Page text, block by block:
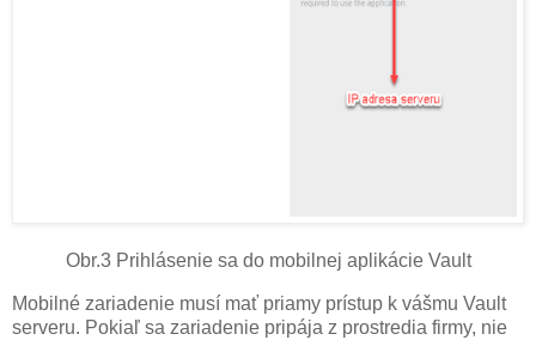
Obr.3 Prihlásenie sa do mobilnej aplikácie Vault
Mobilné zariadenie musí mať priamy prístup k vášmu Vault
serveru. Pokiaľ sa zariadenie pripája z prostredia firmy, nie